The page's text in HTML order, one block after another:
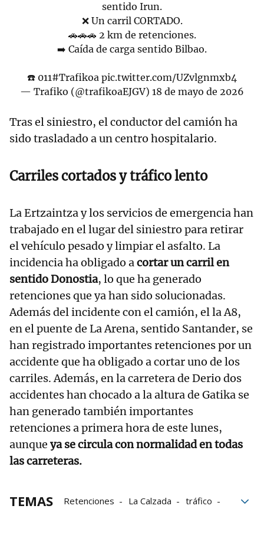
sentido Irun.
❌ Un carril CORTADO.
🚗🚗🚗 2 km de retenciones.
➡️ Caída de carga sentido Bilbao.
☎️ 011#Trafikoa pic.twitter.com/UZvlgnmxb4
— Trafiko (@trafikoaEJGV) 18 de mayo de 2026
Tras el siniestro, el conductor del camión ha
sido trasladado a un centro hospitalario.
Carriles cortados y tráfico lento
La Ertzaintza y los servicios de emergencia han
trabajado en el lugar del siniestro para retirar
el vehículo pesado y limpiar el asfalto. La
incidencia ha obligado acortar un carril en
sentido Donostia, lo que ha generado
retenciones que ya han sido solucionadas.
Además del incidente con el camión, el la A8,
en el puente de La Arena, sentido Santander, se
han registrado importantes retenciones por un
accidente que ha obligado a cortar uno de los
carriles. Además, en la carretera de Derio dos
accidentes han chocado a la altura de Gatika se
han generado también importantes
retenciones a primera hora de este lunes,
aunque ya se circula con normalidad en todas
las carreteras.
TEMAS Retenciones La Calzada
tráfico